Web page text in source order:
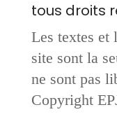
tous droits
Les textes et
site sont la
ne sont pas
Copyright